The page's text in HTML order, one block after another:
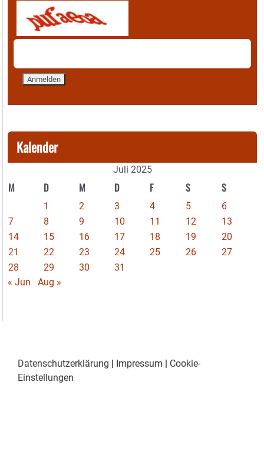
Kalender
Juli 2025
M D M D F S S
1 2 3 4 5
6
7
8 9 10 11 12
13
14
15 16 17 18 19
20
21
22 23 24 25 26
27
28
29 30
31
« Jun
Aug »
Datenschutzerklärung | Impressum | Cookie-
Einstellungen